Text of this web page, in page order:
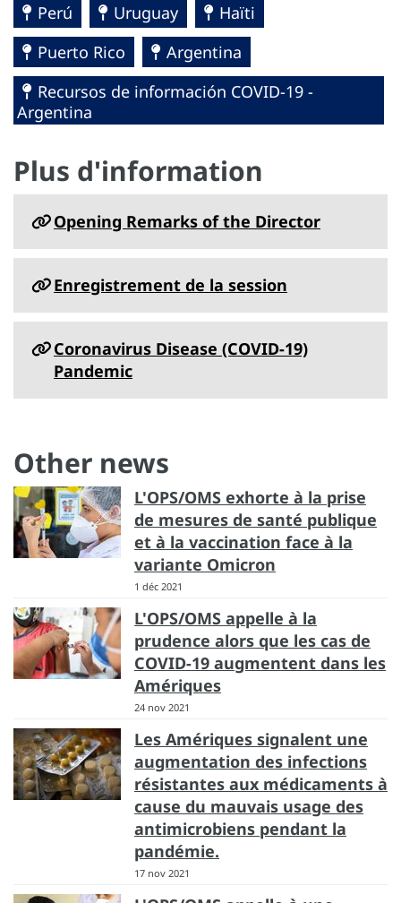
Perú
Uruguay
Haïti
Puerto Rico
Argentina
Recursos de información COVID-19 -
Argentina
Plus d'information
Opening Remarks of the Director
Enregistrement de la session
Coronavirus Disease (COVID-19)
Pandemic
Other news
L'OPS/OMS exhorte à la prise
de mesures de santé publique
et à la vaccination face à la
variante Omicron
1 déc 2021
L'OPS/OMS appelle à la
prudence alors que les cas de
COVID-19 augmentent dans les
Amériques
24 nov 2021
Les Amériques signalent une
augmentation des infections
résistantes aux médicaments à
cause du mauvais usage des
antimicrobiens pendant la
pandémie.
17 nov 2021